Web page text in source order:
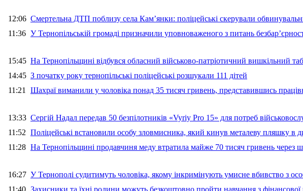
12:06 Смертельна ДТП поблизу села Кам’янки: поліцейські скерували
11:36 У Тернопільській громаді призначили уповноваженого з питань
15:45 На Тернопільщині відбувся обласний військово-патріотичний вишкільний
14:45 З початку року тернопільські поліцейські розшукали 111 дітей
11:21 Шахраї виманили у чоловіка понад 35 тисяч гривень, представившись
13:33 Сергій Надал передав 50 безпілотників «Vyriy Pro 15» для потреб
11:52 Поліцейські встановили особу зловмисника, який кинув металеву пляшку в
11:28 На Тернопільщині продавчиня меду втратила майже 70 тисяч гривень через
16:27 У Тернополі судитимуть чоловіка, якому інкримінують умисне вбивство з